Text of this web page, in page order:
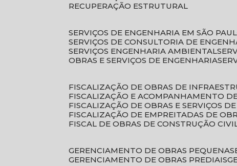
RECUPERAÇÃO ESTRUTURAL
SERVIÇOS DE ENGENHARIA EM SÃO
SERVIÇOS DE CONSULTORIA DE
SERVIÇOS ENGENHARIA AMBIENTAL
OBRAS E SERVIÇOS DE ENGENHARIA
FISCALIZAÇÃO DE OBRAS DE
FISCALIZAÇÃO E ACOMPANHAMENTO
FISCALIZAÇÃO DE OBRAS E SERVIÇOS
FISCALIZAÇÃO DE EMPREITADAS DE
FISCAL DE OBRAS DE CONSTRUÇÃO
GERENCIAMENTO DE OBRAS PEQUENAS
GERENCIAMENTO DE OBRAS PREDIAIS